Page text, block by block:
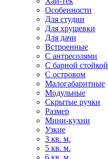
Особенности
Для студии
Для хрущевки
Для дачи
Встроенные
С антресолями
С барной стойкой
С островом
Малогабаритные
Модульные
Скрытые ручки
Размер
Мини-кухни
Узкие
3 кв. м.
5 кв. м.
6 кв. м.